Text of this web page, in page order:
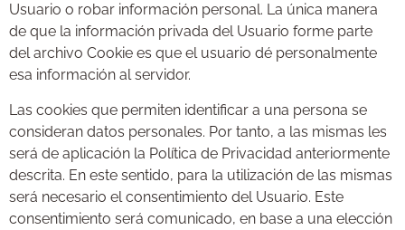
Usuario o robar información personal. La única manera
de que la información privada del Usuario forme parte
del archivo Cookie es que el usuario dé personalmente
esa información al servidor.
Las cookies que permiten identificar a una persona se
consideran datos personales. Por tanto, a las mismas les
será de aplicación la Política de Privacidad anteriormente
descrita. En este sentido, para la utilización de las mismas
será necesario el consentimiento del Usuario. Este
consentimiento será comunicado, en base a una elección